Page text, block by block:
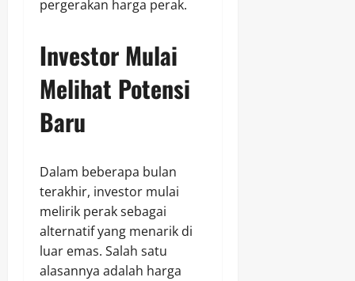
pergerakan harga perak.
Investor Mulai
Melihat Potensi
Baru
Dalam beberapa bulan
terakhir, investor mulai
melirik perak sebagai
alternatif yang menarik di
luar emas. Salah satu
alasannya adalah harga